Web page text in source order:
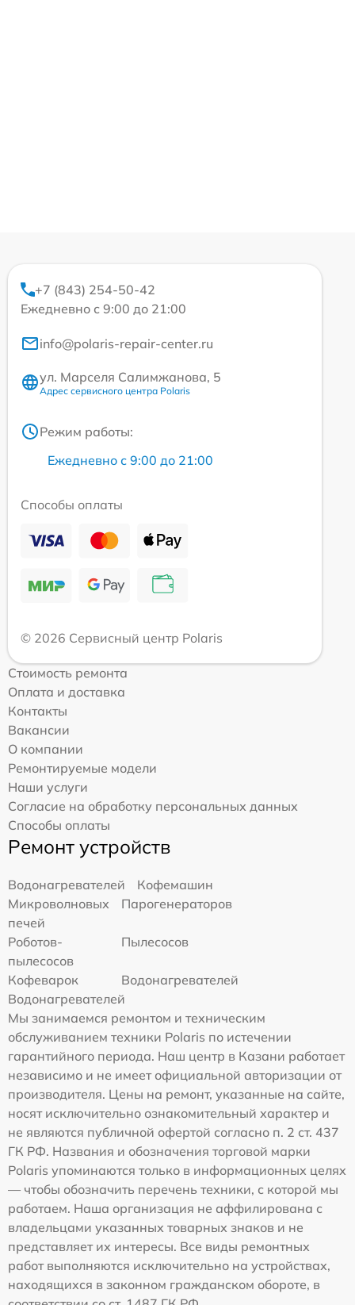
+7 (843) 254-50-42
Ежедневно с 9:00 до 21:00
info@polaris-repair-center.ru
ул. Марселя Салимжанова, 5
Адрес сервисного центра Polaris
Режим работы:
Ежедневно с 9:00 до 21:00
Способы оплаты
© 2026 Сервисный центр Polaris
Стоимость ремонта
Оплата и доставка
Контакты
Вакансии
О компании
Ремонтируемые модели
Наши услуги
Согласие на обработку персональных данных
Способы оплаты
Ремонт устройств
Водонагревателей
Кофемашин
Микроволновых
печей
Парогенераторов
Роботов-
пылесосов
Пылесосов
Кофеварок
Водонагревателей
Водонагревателей
Мы занимаемся ремонтом и техническим
обслуживанием техники Polaris по истечении
гарантийного периода. Наш центр в Казани работает
независимо и не имеет официальной авторизации от
производителя. Цены на ремонт, указанные на сайте,
носят исключительно ознакомительный характер и
не являются публичной офертой согласно п. 2 ст. 437
ГК РФ. Названия и обозначения торговой марки
Polaris упоминаются только в информационных целях
— чтобы обозначить перечень техники, с которой мы
работаем. Наша организация не аффилирована с
владельцами указанных товарных знаков и не
представляет их интересы. Все виды ремонтных
работ выполняются исключительно на устройствах,
находящихся в законном гражданском обороте, в